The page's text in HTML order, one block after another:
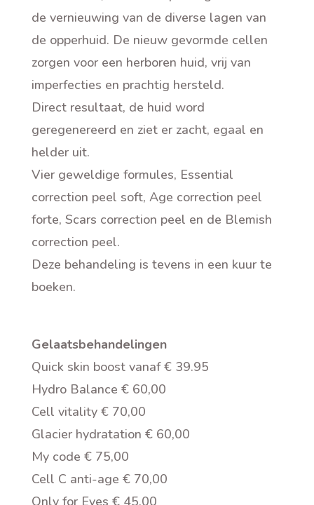
de vernieuwing van de diverse lagen van
de opperhuid. De nieuw gevormde cellen
zorgen voor een herboren huid, vrij van
imperfecties en prachtig hersteld.
Direct resultaat, de huid word
geregenereerd en ziet er zacht, egaal en
helder uit.
Vier geweldige formules, Essential
correction peel soft, Age correction peel
forte, Scars correction peel en de Blemish
correction peel.
Deze behandeling is tevens in een kuur te
boeken.
Gelaatsbehandelingen
Quick skin boost vanaf € 39.95
Hydro Balance € 60,00
Cell vitality € 70,00
Glacier hydratation € 60,00
My code € 75,00
Cell C anti-age € 70,00
Only for Eyes € 45,00